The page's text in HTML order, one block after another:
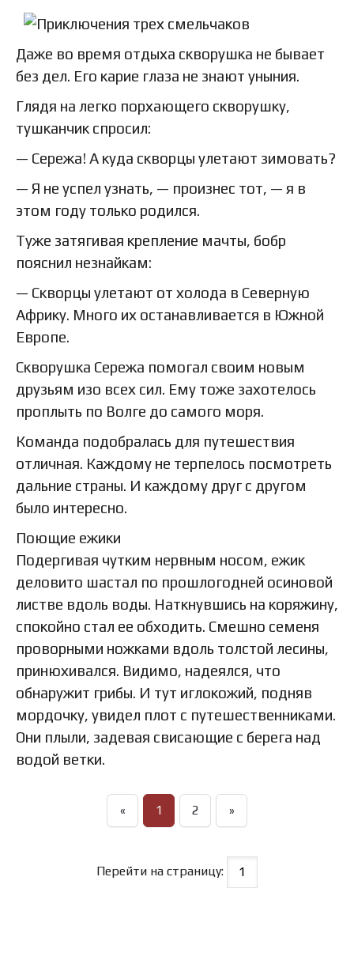
Даже во время отдыха скворушка не бывает
без дел. Его карие глаза не знают уныния.
Глядя на легко порхающего скворушку,
тушканчик спросил:
— Сережа! А куда скворцы улетают зимовать?
— Я не успел узнать, — произнес тот, — я в
этом году только родился.
Туже затягивая крепление мачты, бобр
пояснил незнайкам:
— Скворцы улетают от холода в Северную
Африку. Много их останавливается в Южной
Европе.
Скворушка Сережа помогал своим новым
друзьям изо всех сил. Ему тоже захотелось
проплыть по Волге до самого моря.
Команда подобралась для путешествия
отличная. Каждому не терпелось посмотреть
дальние страны. И каждому друг с другом
было интересно.
Поющие ежики
Подергивая чутким нервным носом, ежик
деловито шастал по прошлогодней осиновой
листве вдоль воды. Наткнувшись на коряжину,
спокойно стал ее обходить. Смешно семеня
проворными ножками вдоль толстой лесины,
принюхивался. Видимо, надеялся, что
обнаружит грибы. И тут иглокожий, подняв
мордочку, увидел плот с путешественниками.
Они плыли, задевая свисающие с берега над
водой ветки.
« 1 2 »
Перейти на страницу: